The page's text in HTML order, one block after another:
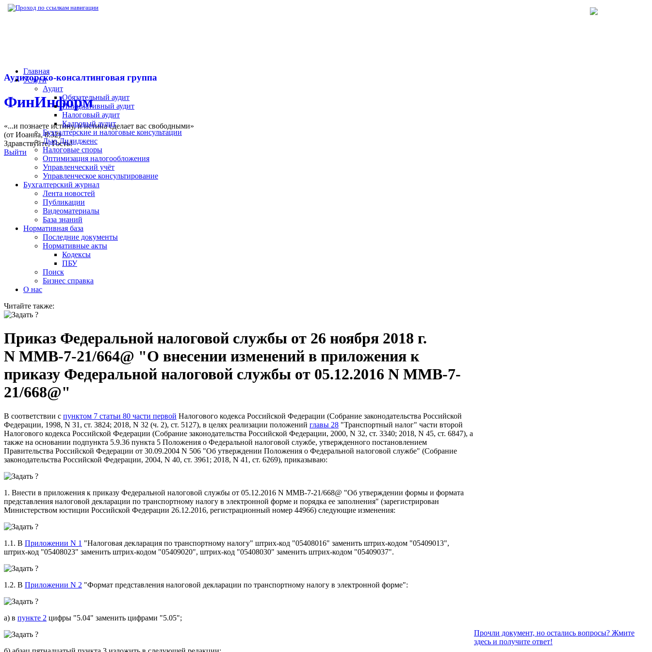
Аудиторско-консалтинговая группа
ФинИнформ
«...и познаете истину, и истина сделает вас свободными»
(от Иоанна, 8:32)
Здравствуйте,Гость!
Выйти
Главная
Услуги
Аудит
Обязательный аудит
Инициативный аудит
Налоговый аудит
Кадровый аудит
Бухгалтерские и налоговые консультации
Дью Дилидженс
Налоговые споры
Оптимизация налогообложения
Управленческий учёт
Управленческое консультирование
Бухгалтерский журнал
Лента новостей
Публикации
Видеоматериалы
База знаний
Нормативная база
Последние документы
Нормативные акты
Кодексы
ПБУ
Поиск
Бизнес справка
О нас
Читайте также:
Приказ Федеральной налоговой службы от 26 ноября 2018 г.
N ММВ-7-21/664@ "О внесении изменений в приложения к
приказу Федеральной налоговой службы от 05.12.2016 N ММВ-7-
21/668@"
В соответствии с пунктом 7 статьи 80 части первой Налогового кодекса Российской Федерации (Собрание законодательства Российской
Федерации, 1998, N 31, ст. 3824; 2018, N 32 (ч. 2), ст. 5127), в целях реализации положений главы 28 "Транспортный налог" части второй
Налогового кодекса Российской Федерации (Собрание законодательства Российской Федерации, 2000, N 32, ст. 3340; 2018, N 45, ст. 6847), а
также на основании подпункта 5.9.36 пункта 5 Положения о Федеральной налоговой службе, утвержденного постановлением
Правительства Российской Федерации от 30.09.2004 N 506 "Об утверждении Положения о Федеральной налоговой службе" (Собрание
законодательства Российской Федерации, 2004, N 40, ст. 3961; 2018, N 41, ст. 6269), приказываю:
1. Внести в приложения к приказу Федеральной налоговой службы от 05.12.2016 N ММВ-7-21/668@ "Об утверждении формы и формата
представления налоговой декларации по транспортному налогу в электронной форме и порядка ее заполнения" (зарегистрирован
Министерством юстиции Российской Федерации 26.12.2016, регистрационный номер 44966) следующие изменения:
1.1. В Приложении N 1 "Налоговая декларация по транспортному налогу" штрих-код "05408016" заменить штрих-кодом "05409013",
штрих-код "05408023" заменить штрих-кодом "05409020", штрих-код "05408030" заменить штрих-кодом "05409037".
1.2. В Приложении N 2 "Формат представления налоговой декларации по транспортному налогу в электронной форме":
а) в пункте 2 цифры "5.04" заменить цифрами "5.05";
Прочли документ, но остались вопросы? Жмите
здесь и получите ответ!